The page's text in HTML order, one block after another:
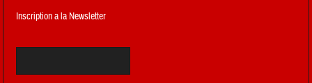
Inscription a la Newsletter